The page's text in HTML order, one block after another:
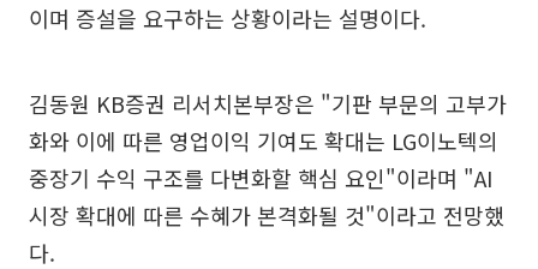
이며 증설을 요구하는 상황이라는 설명이다.
김동원 KB증권 리서치본부장은 "기판 부문의 고부가
화와 이에 따른 영업이익 기여도 확대는 LG이노텍의
중장기 수익 구조를 다변화할 핵심 요인"이라며 "AI
시장 확대에 따른 수혜가 본격화될 것"이라고 전망했
다.